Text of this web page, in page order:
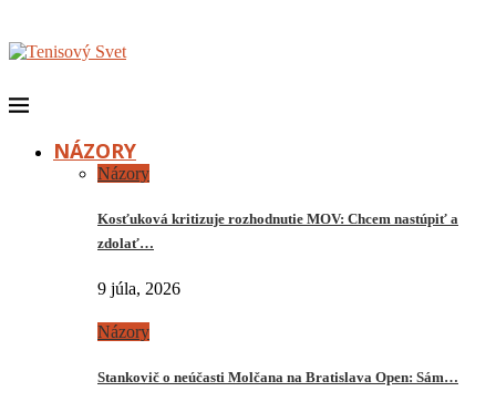
NÁZORY
Názory
Kosťuková kritizuje rozhodnutie MOV: Chcem nastúpiť a
zdolať…
9 júla, 2026
Názory
Stankovič o neúčasti Molčana na Bratislava Open: Sám…